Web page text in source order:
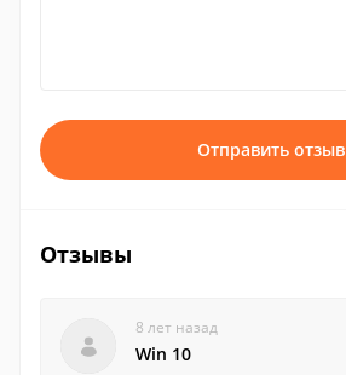
Отправить отзыв
Отзывы
8 лет назад
Win 10